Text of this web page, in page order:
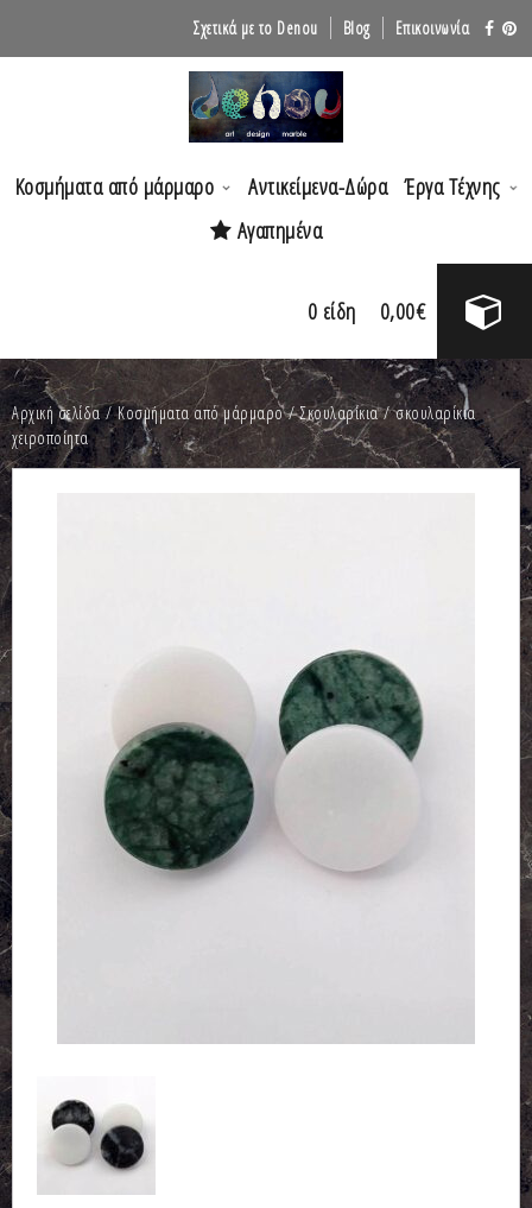
Σχετικά με το Denou Blog Επικοινωνία
Κοσμήματα από μάρμαρο Αντικείμενα-Δώρα Έργα Τέχνης
Αγαπημένα
0 είδη 0,00€
Αρχική σελίδα/Κοσμήματα από μάρμαρο/Σκουλαρίκια/ σκουλαρίκια
χειροποίητα